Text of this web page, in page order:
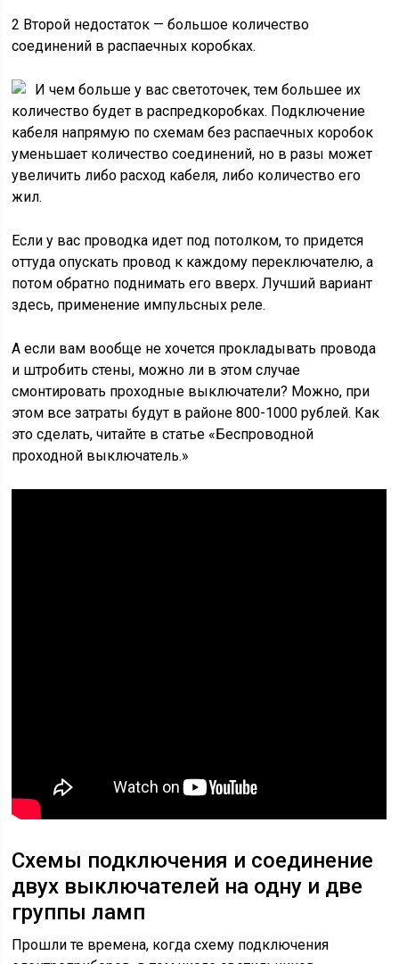
2 Второй недостаток — большое количество
соединений в распаечных коробках.
И чем больше у вас светоточек, тем большее их
количество будет в распредкоробках. Подключение
кабеля напрямую по схемам без распаечных коробок
уменьшает количество соединений, но в разы может
увеличить либо расход кабеля, либо количество его
жил.
Если у вас проводка идет под потолком, то придется
оттуда опускать провод к каждому переключателю, а
потом обратно поднимать его вверх. Лучший вариант
здесь, применение импульсных реле.
А если вам вообще не хочется прокладывать провода
и штробить стены, можно ли в этом случае
смонтировать проходные выключатели? Можно, при
этом все затраты будут в районе 800-1000 рублей. Как
это сделать, читайте в статье «Беспроводной
проходной выключатель.»
Схемы подключения и соединение
двух выключателей на одну и две
группы ламп
Прошли те времена, когда схему подключения